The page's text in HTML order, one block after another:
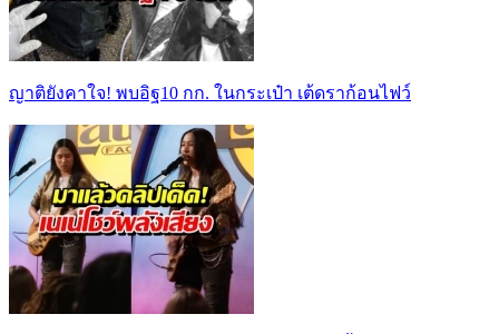
ญาติยังคาใจ! พบอิฐ10 กก. ในกระเป๋า เต้ดราก้อนไฟว์